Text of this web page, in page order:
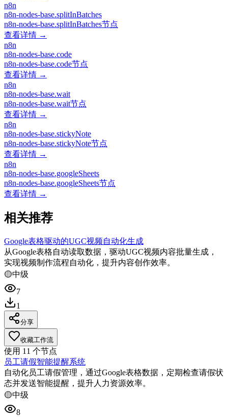
n8n
n8n-nodes-base.splitInBatches
n8n-nodes-base.splitInBatches节点
查看详情 →
n8n
n8n-nodes-base.code
n8n-nodes-base.code节点
查看详情 →
n8n
n8n-nodes-base.wait
n8n-nodes-base.wait节点
查看详情 →
n8n
n8n-nodes-base.stickyNote
n8n-nodes-base.stickyNote节点
查看详情 →
n8n
n8n-nodes-base.googleSheets
n8n-nodes-base.googleSheets节点
查看详情 →
相关推荐
Google表格驱动的UGC视频自动化生成
从Google表格自动读取数据，驱动UGC视频内容批量生成，
实现视频制作流程自动化，提升内容创作效率。
🟡中级
7
1
分享
收藏工作流
使用 11 个节点
员工请假智能提醒系统
自动化员工请假管理，通过Google表格数据，定期检查请假状
态并发送智能提醒，提升人力资源效率。
🟡中级
8